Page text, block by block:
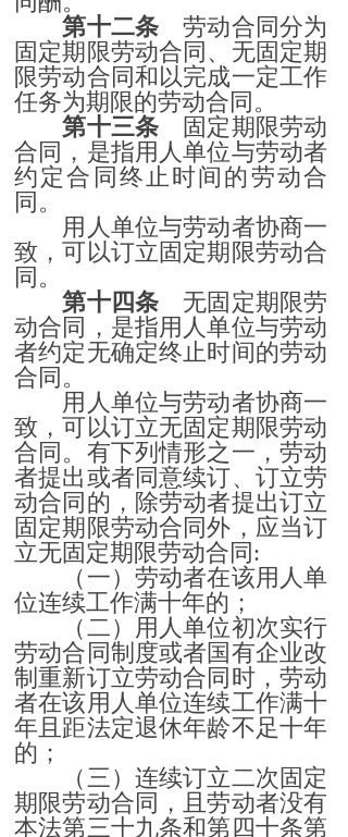
第十二条 劳动合同分为
固定期限劳动合同、无固定期
限劳动合同和以完成一定工作
任务为期限的劳动合同。
第十三条 固定期限劳动
合同，是指用人单位与劳动者
约定合同终止时间的劳动合
同。
用人单位与劳动者协商一
致，可以订立固定期限劳动合
同。
第十四条 无固定期限劳
动合同，是指用人单位与劳动
者约定无确定终止时间的劳动
合同。
用人单位与劳动者协商一
致，可以订立无固定期限劳动
合同。有下列情形之一，劳动
者提出或者同意续订、订立劳
动合同的，除劳动者提出订立
固定期限劳动合同外，应当订
立无固定期限劳动合同:
（一）劳动者在该用人单
位连续工作满十年的；
（二）用人单位初次实行
劳动合同制度或者国有企业改
制重新订立劳动合同时，劳动
者在该用人单位连续工作满十
年且距法定退休年龄不足十年
的；
（三）连续订立二次固定
期限劳动合同，且劳动者没有
本法第三十九条和第四十条第